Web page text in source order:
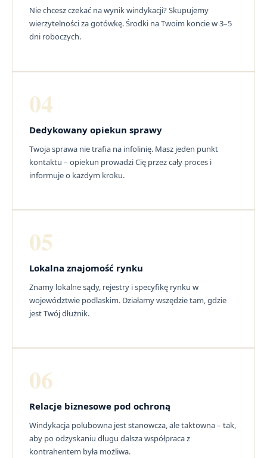
Nie chcesz czekać na wynik windykacji? Skupujemy
wierzytelności za gotówkę. Środki na Twoim koncie w 3–5
dni roboczych.
04
Dedykowany opiekun sprawy
Twoja sprawa nie trafia na infolinię. Masz jeden punkt
kontaktu – opiekun prowadzi Cię przez cały proces i
informuje o każdym kroku.
05
Lokalna znajomość rynku
Znamy lokalne sądy, rejestry i specyfikę rynku w
województwie podlaskim. Działamy wszędzie tam, gdzie
jest Twój dłużnik.
06
Relacje biznesowe pod ochroną
Windykacja polubowna jest stanowcza, ale taktowna – tak,
aby po odzyskaniu długu dalsza współpraca z
kontrahentem była możliwa.